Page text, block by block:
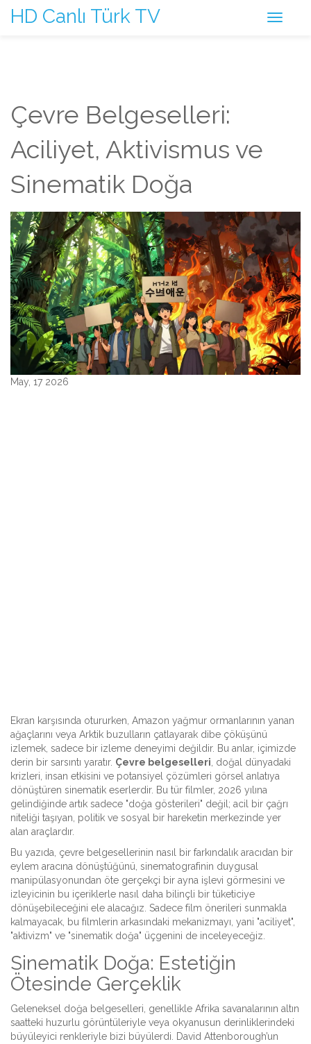
HD Canlı Türk TV
Çevre Belgeselleri:
Aciliyet, Aktivismus ve
Sinematik Doğa
May, 17 2026
Ekran karşısında otururken, Amazon yağmur ormanlarının yanan
ağaçlarını veya Arktik buzulların çatlayarak dibe çöküşünü
izlemek, sadece bir izleme deneyimi değildir. Bu anlar, içimizde
derin bir sarsıntı yaratır. Çevre belgeselleri doğal dünyadaki
krizleri, insan etkisini ve potansiyel çözümleri görsel anlatıya
dönüştüren sinematik eserlerdir. Bu tür filmler, 2026 yılına
gelindiğinde artık sadece "doğa gösterileri" değil; acil bir çağrı
niteliği taşıyan, politik ve sosyal bir hareketin merkezinde yer
alan araçlardır.
Bu yazıda, çevre belgesellerinin nasıl bir farkındalık aracıdan bir
eylem aracına dönüştüğünü, sinematografinin duygusal
manipülasyonundan öte gerçekçi bir ayna işlevi görmesini ve
izleyicinin bu içeriklerle nasıl daha bilinçli bir tüketiciye
dönüşebileceğini ele alacağız. Sadece film önerileri sunmakla
kalmayacak, bu filmlerin arkasındaki mekanizmayı, yani "aciliyet",
"aktivizm" ve "sinematik doğa" üçgenini de inceleyeceğiz.
Sinematik Doğa: Estetiğin
Ötesinde Gerçeklik
Geleneksel doğa belgeselleri, genellikle Afrika savanalarının altın
saatteki huzurlu görüntüleriyle veya okyanusun derinliklerindeki
büyüleyici renkleriyle bizi büyülerdi. David Attenborough’un